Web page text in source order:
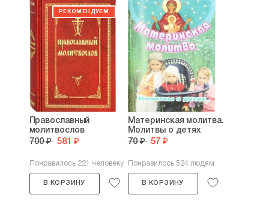
Православный
молитвослов
700 ₽ 581 ₽
Понравилось 221 человеку
В КОРЗИНУ
Материнская молитва.
Молитвы о детях
70 ₽ 57 ₽
Понравилось 524 людям
В КОРЗИНУ